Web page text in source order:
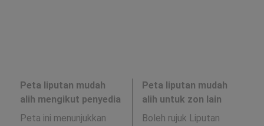
Peta liputan mudah
alih mengikut penyedia
Peta ini menunjukkan
Peta liputan mudah
alih untuk zon lain
Boleh rujuk Liputan